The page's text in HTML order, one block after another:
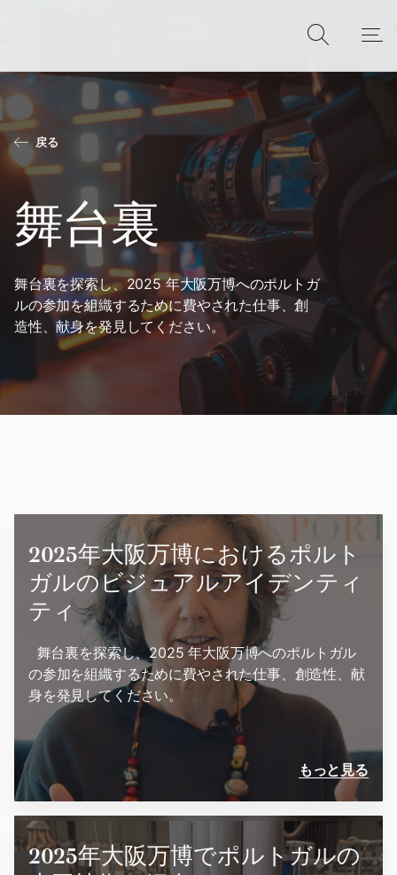
戻る
舞台裏
舞台裏を探索し、2025 年大阪万博へのポルトガ
ルの参加を組織するために費やされた仕事、創
造性、献身を発見してください。
2025年大阪万博におけるポルト
ガルのビジュアルアイデンティ
ティ
‎ ‎ 舞台裏を探索し、2025 年大阪万博へのポルトガル
の参加を組織するために費やされた仕事、創造性、献
身を発見してください。
もっと見る
2025年大阪万博でポルトガルの